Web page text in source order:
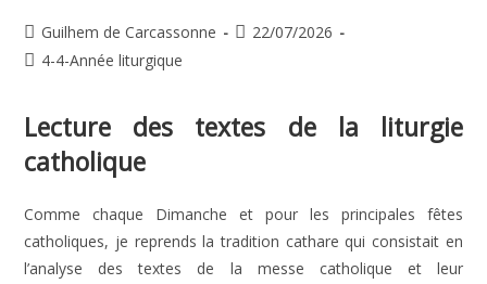
Auteur/autrice
de
Guilhem de Carcassonne
Publication
22/07/2026
Post4-4-Année liturgique
Lecture des textes de la liturgie
catholique
Comme chaque Dimanche et pour les principales fêtes
catholiques, je reprends la tradition cathare qui consistait en
l’analyse des textes de la messe catholique et leur